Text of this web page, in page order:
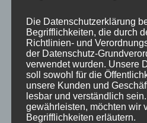
gehobelt und fein geschliffen.
mit einem speziellen Öl, das sie
und lange eine schöne
in den Geschirrspüler geben!)
unterschiedlichen Größen und
Die Datenschutzerklärung
Begrifflichkeiten, die durch
Richtlinien- und
der Datenschutz-
verwendet wurden. Unsere
soll sowohl für die
unsere Kunden und
lesbar und verständlich
gewährleisten, möchten wir
Begrifflichkeiten erläutern.